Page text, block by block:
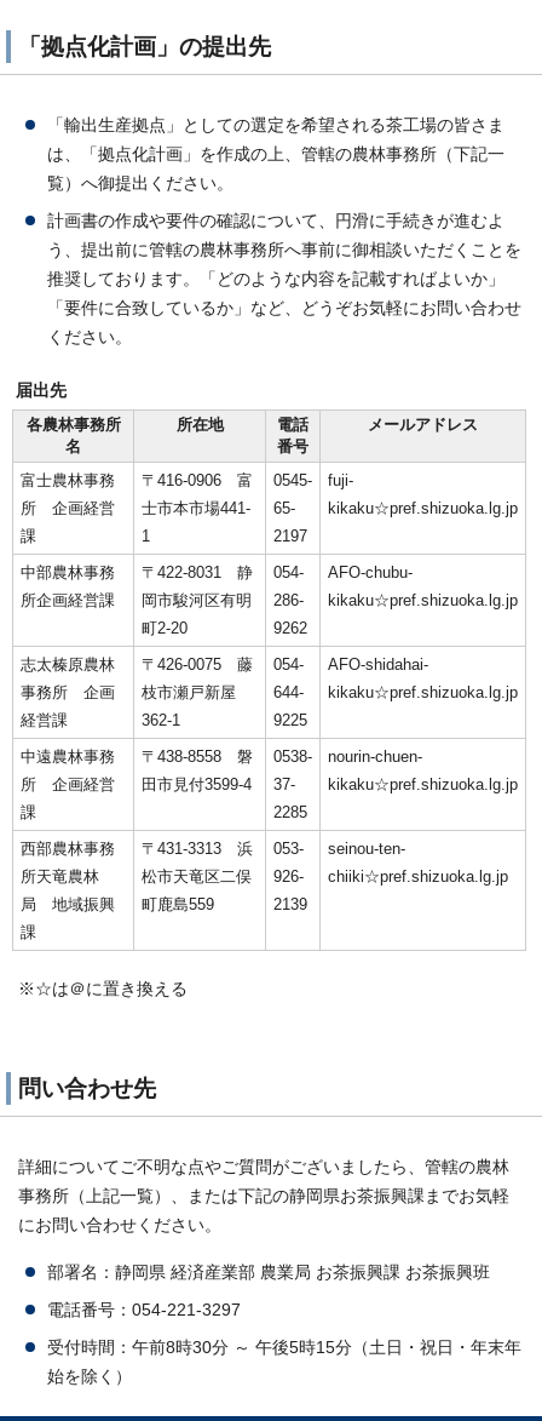
「拠点化計画」の提出先
「輸出生産拠点」としての選定を希望される茶工場の皆さま
は、「拠点化計画」を作成の上、管轄の農林事務所（下記一
覧）へ御提出ください。
計画書の作成や要件の確認について、円滑に手続きが進むよ
う、提出前に管轄の農林事務所へ事前に御相談いただくことを
推奨しております。「どのような内容を記載すればよいか」
「要件に合致しているか」など、どうぞお気軽にお問い合わせ
ください。
届出先
各農林事務所
名
所在地
電話
番号
メールアドレス
富士農林事務
所 企画経営
課
〒416-0906 富
士市本市場441-
1
0545-
65-
2197
fuji-
kikaku☆pref.shizuoka.lg.jp
中部農林事務
所企画経営課
〒422-8031 静
岡市駿河区有明
町2-20
054-
286-
9262
AFO-chubu-
kikaku☆pref.shizuoka.lg.jp
志太榛原農林
事務所 企画
経営課
〒426-0075 藤
枝市瀬戸新屋
362-1
054-
644-
9225
AFO-shidahai-
kikaku☆pref.shizuoka.lg.jp
中遠農林事務
所 企画経営
課
〒438-8558 磐
田市見付3599-4
0538-
37-
2285
nourin-chuen-
kikaku☆pref.shizuoka.lg.jp
西部農林事務
所天竜農林
局 地域振興
課
〒431-3313 浜
松市天竜区二俣
町鹿島559
053-
926-
2139
seinou-ten-
chiiki☆pref.shizuoka.lg.jp
※☆は＠に置き換える
問い合わせ先
詳細についてご不明な点やご質問がございましたら、管轄の農林
事務所（上記一覧）、または下記の静岡県お茶振興課までお気軽
にお問い合わせください。
部署名：静岡県 経済産業部 農業局 お茶振興課 お茶振興班
電話番号：054-221-3297
受付時間：午前8時30分 ～ 午後5時15分（土日・祝日・年末年
始を除く）